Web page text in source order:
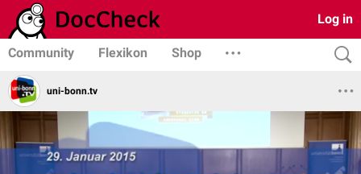
Log in
Community Flexikon Shop
uni-bonn.tv